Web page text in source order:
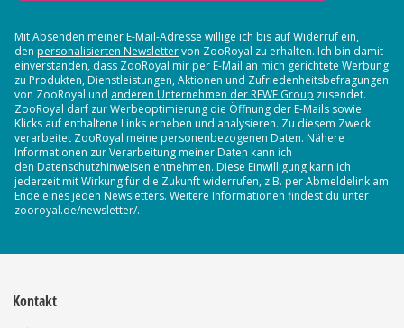
Mit Absenden meiner E-Mail-Adresse willige ich bis auf Widerruf ein,
den personalisierten Newslettervon ZooRoyal zu erhalten. Ich bin damit
einverstanden, dass ZooRoyal mir per E-Mail an mich gerichtete Werbung
zu Produkten, Dienstleistungen, Aktionen und Zufriedenheitsbefragungen
von ZooRoyal und anderen Unternehmen der REWE Group zusendet.
ZooRoyal darf zur Werbeoptimierung die Öffnung der E-Mails sowie
Klicks auf enthaltene Links erheben und analysieren. Zu diesem Zweck
verarbeitet ZooRoyal meine personenbezogenen Daten. Nähere
Informationen zur Verarbeitung meiner Daten kann ich
den Datenschutzhinweisen entnehmen. Diese Einwilligung kann ich
jederzeit mit Wirkung für die Zukunft widerrufen, z.B. per Abmeldelink am
Ende eines jeden Newsletters. Weitere Informationen findest du unter
zooroyal.de/newsletter/.
Kontakt